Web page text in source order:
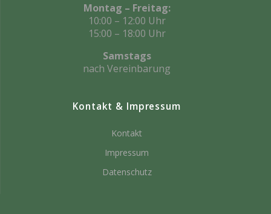
Montag – Freitag:
10:00 – 12:00 Uhr
15:00 – 18:00 Uhr
Samstags
nach Vereinbarung
Kontakt & Impressum
Kontakt
Impressum
Datenschutz